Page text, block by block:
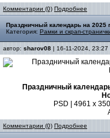
Комментарии (0) Подробнее
Праздничный календарь на 2025
Категория: Рамки и скрап-
автор: sharov08 | 16-11-2024,
Праздничный
PSD | 4961 х
Комментарии (0) Подробнее